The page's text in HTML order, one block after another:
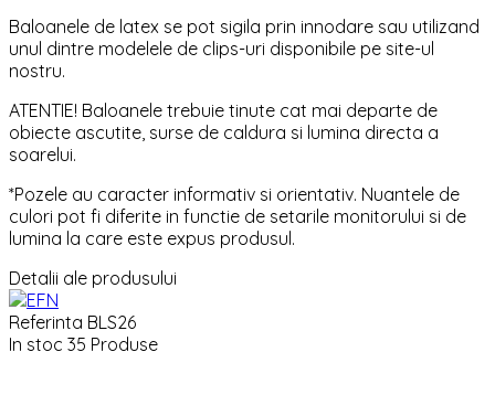
Baloanele de latex se pot sigila prin innodare sau utilizand
unul dintre modelele de clips-uri disponibile pe site-ul
nostru.
ATENTIE! Baloanele trebuie tinute cat mai departe de
obiecte ascutite, surse de caldura si lumina directa a
soarelui.
*Pozele au caracter informativ si orientativ. Nuantele de
culori pot fi diferite in functie de setarile monitorului si de
lumina la care este expus produsul.
Detalii ale produsului
Referinta BLS26
In stoc 35 Produse